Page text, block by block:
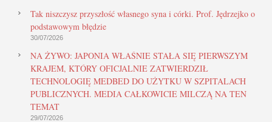
Tak niszczysz przyszłość własnego syna i córki. Prof. Jędrzejko o
podstawowym błędzie
30/07/2026
NA ŻYWO: JAPONIA WŁAŚNIE STAŁA SIĘ PIERWSZYM
KRAJEM, KTÓRY OFICJALNIE ZATWIERDZIŁ
TECHNOLOGIĘ MEDBED DO UŻYTKU W SZPITALACH
PUBLICZNYCH. MEDIA CAŁKOWICIE MILCZĄ NA TEN
TEMAT
29/07/2026